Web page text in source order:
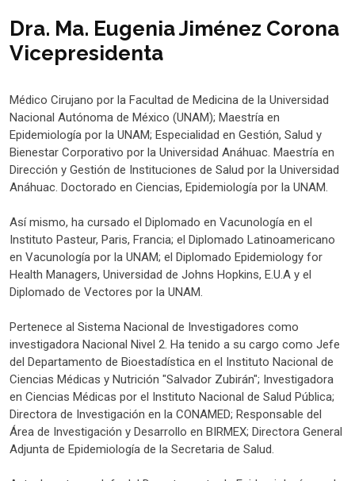
Dra. Ma. Eugenia Jiménez Corona
Vicepresidenta
Médico Cirujano por la Facultad de Medicina de la Universidad
Nacional Autónoma de México (UNAM); Maestría en
Epidemiología por la UNAM; Especialidad en Gestión, Salud y
Bienestar Corporativo por la Universidad Anáhuac. Maestría en
Dirección y Gestión de Instituciones de Salud por la Universidad
Anáhuac. Doctorado en Ciencias, Epidemiología por la UNAM.
Así mismo, ha cursado el Diplomado en Vacunología en el
Instituto Pasteur, Paris, Francia; el Diplomado Latinoamericano
en Vacunología por la UNAM; el Diplomado Epidemiology for
Health Managers, Universidad de Johns Hopkins, E.U.A y el
Diplomado de Vectores por la UNAM.
Pertenece al Sistema Nacional de Investigadores como
investigadora Nacional Nivel 2. Ha tenido a su cargo como Jefe
del Departamento de Bioestadística en el Instituto Nacional de
Ciencias Médicas y Nutrición "Salvador Zubirán"; Investigadora
en Ciencias Médicas por el Instituto Nacional de Salud Pública;
Directora de Investigación en la CONAMED; Responsable del
Área de Investigación y Desarrollo en BIRMEX; Directora General
Adjunta de Epidemiología de la Secretaria de Salud.